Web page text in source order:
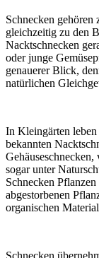
Schnecken gehören
gleichzeitig zu den
Nacktschnecken
oder junge
genauerer Blick,
natürlichen
In Kleingärten leben
bekannten
sogar unter
Schnecken
abgestorbenen
organischen
Schnecken